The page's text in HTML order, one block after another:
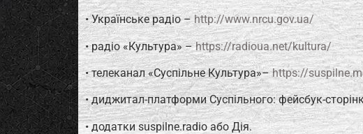
• Українське радіо – http://www.nrcu.gov.ua/
• радіо «Культура» –https://radioua.net/kultura/
• телеканал «Суспільне Культура»–https://
• диджитал-платформи Суспільного: фейсбук-
• додатки suspilne.radio або Дія.⠀⠀